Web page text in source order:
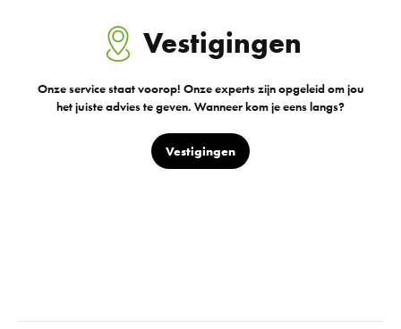
Vestigingen
Onze service staat voorop! Onze experts zijn opgeleid om jou
het juiste advies te geven. Wanneer kom je eens langs?
Vestigingen